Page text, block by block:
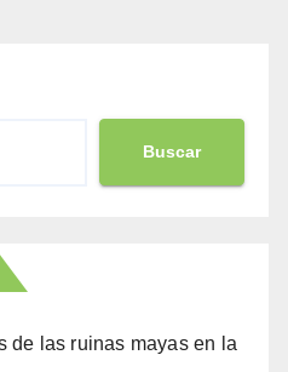
Buscar
de las ruinas mayas en la